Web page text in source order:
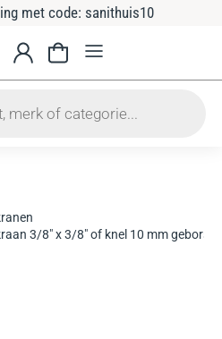
met code: sanithuis10
3/8″ x 3/8″ of knel 10 mm